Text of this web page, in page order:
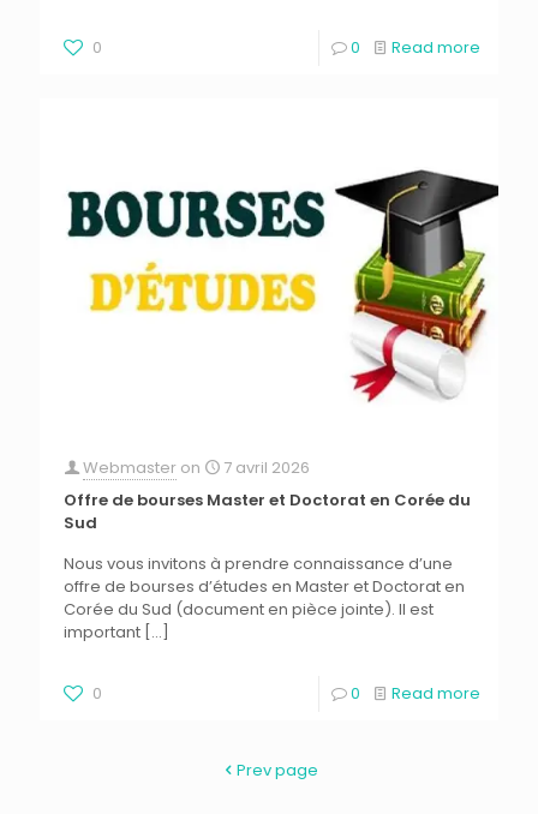
0 0 Read more
Webmaster on
7 avril 2026
Offre de bourses Master et Doctorat en Corée du
Sud
Nous vous invitons à prendre connaissance d’une
offre de bourses d’études en Master et Doctorat en
Corée du Sud (document en pièce jointe). Il est
important […]
0 0 Read more
Prev page